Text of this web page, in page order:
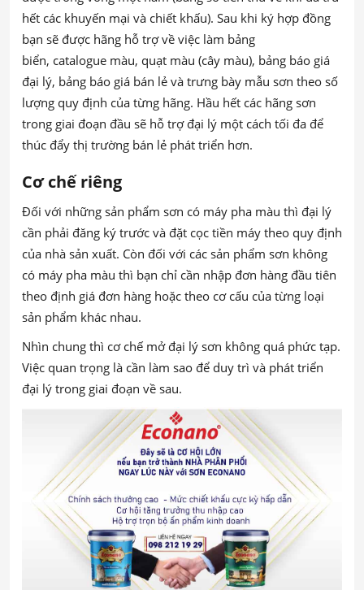
hết các khuyến mại và chiết khấu). Sau khi ký hợp đồng
bạn sẽ được hãng hỗ trợ về việc làm bảng
biển, catalogue màu, quạt màu (cây màu), bảng báo giá
đại lý, bảng báo giá bán lẻ và trưng bày mẫu sơn theo số
lượng quy định của từng hãng. Hầu hết các hãng sơn
trong giai đoạn đầu sẽ hỗ trợ đại lý một cách tối đa để
thúc đẩy thị trường bán lẻ phát triển hơn.
Cơ chế riêng
Đối với những sản phẩm sơn có máy pha màu thì đại lý
cần phải đăng ký trước và đặt cọc tiền máy theo quy định
của nhà sản xuất. Còn đối với các sản phẩm sơn không
có máy pha màu thì bạn chỉ cần nhập đơn hàng đầu tiên
theo định giá đơn hàng hoặc theo cơ cấu của từng loại
sản phẩm khác nhau.
Nhìn chung thì cơ chế mở đại lý sơn không quá phức tạp.
Việc quan trọng là cần làm sao để duy trì và phát triển
đại lý trong giai đoạn về sau.